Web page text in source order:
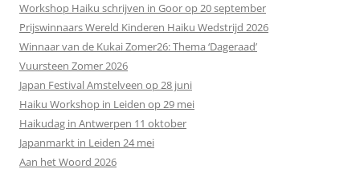
Workshop Haiku schrijven in Goor op 20 september
Prijswinnaars Wereld Kinderen Haiku Wedstrijd 2026
Winnaar van de Kukai Zomer26: Thema ‘Dageraad’
Vuursteen Zomer 2026
Japan Festival Amstelveen op 28 juni
Haiku Workshop in Leiden op 29 mei
Haikudag in Antwerpen 11 oktober
Japanmarkt in Leiden 24 mei
Aan het Woord 2026